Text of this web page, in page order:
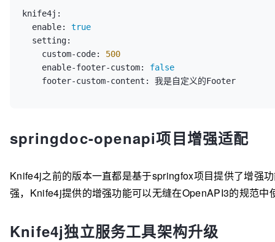
knife4j:
enable:
true
setting:
custom-code:
500
enable-footer-custom:
false
footer-custom-content:
springdoc-openapi项目增强适配
Knife4j之前的版本一直都是基于springfox项目提供了增强
强，Knife4j提供的增强功能可以无缝在OpenAPI3的规范中
Knife4j独立服务工具架构升级